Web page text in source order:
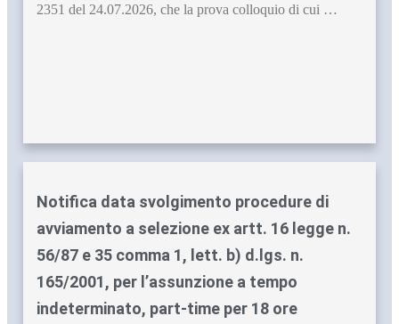
2351 del 24.07.2026, che la prova colloquio di cui …
Notifica data svolgimento procedure di
avviamento a selezione ex artt. 16 legge n.
56/87 e 35 comma 1, lett. b) d.lgs. n.
165/2001, per l’assunzione a tempo
indeterminato, part-time per 18 ore